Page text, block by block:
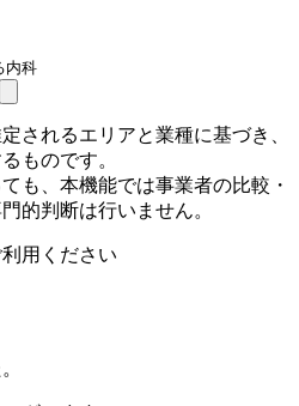
内科
されるエリアと業種に基づき、
ものです。
も、本機能では事業者の比較・
的判断は行いません。
用ください